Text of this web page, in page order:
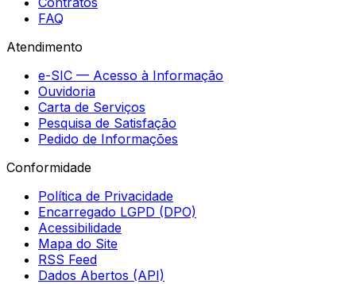
FAQ
Atendimento
e-SIC — Acesso à Informação
Ouvidoria
Carta de Serviços
Pesquisa de Satisfação
Pedido de Informações
Conformidade
Política de Privacidade
Encarregado LGPD (DPO)
Acessibilidade
Mapa do Site
RSS Feed
Dados Abertos (API)